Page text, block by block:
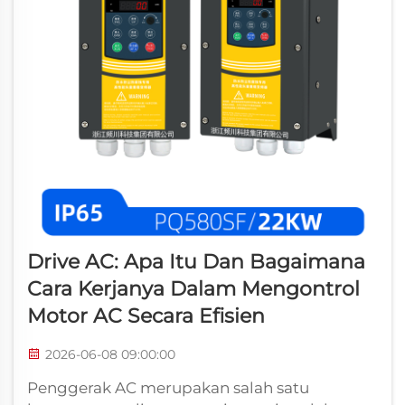
Drive AC: Apa Itu Dan Bagaimana
Cara Kerjanya Dalam Mengontrol
Motor AC Secara Efisien
2026-06-08 09:00:00
Penggerak AC merupakan salah satu